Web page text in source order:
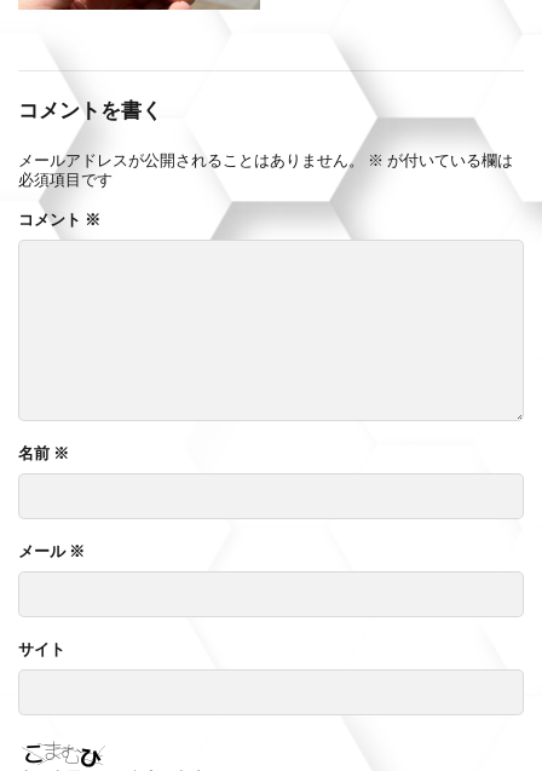
コメントを書く
メールアドレスが公開されることはありません。 ※ が付いている欄は
必須項目です
コメント ※
名前 ※
メール ※
サイト